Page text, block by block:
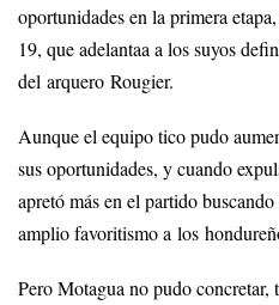
oportunidades en la primera
19, que adelantaa a los suyos
del arquero Rougier.
Aunque el equipo tico pudo
sus oportunidades, y cuando
apretó más en el partido
amplio favoritismo a los
Pero Motagua no pudo concretar,